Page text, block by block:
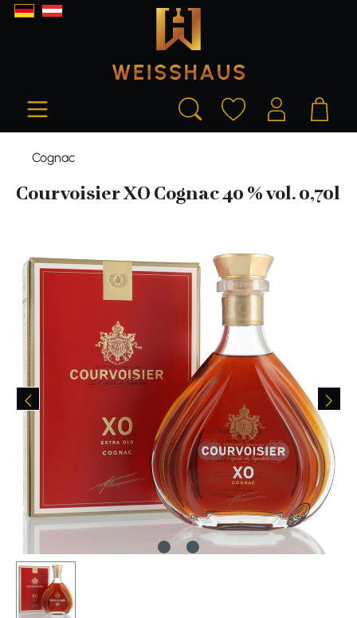
springen
Cognac
Courvoisier XO Cognac 40 % vol. 0,70l